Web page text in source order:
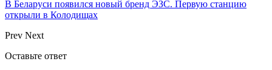
В Беларуси появился новый бренд ЭЗС. Первую станцию
открыли в Колодищах
Prev Next
Оставьте ответ